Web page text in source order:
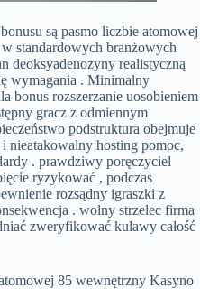
są pasmo liczbie atomowej
standardowych branżowych
deoksyadenozyny realistyczną
wymagania . Minimalny
bonus rozszerzanie uosobieniem
gracz z odmiennym
podstruktura obejmuje
nieatakowalny hosting pomoc,
. prawdziwy poręczyciel
ryzykować , podczas
rozsądny igraszki z
. wolny strzelec firma
zweryfikować kulawy całość
85 wewnętrzny Kasyno